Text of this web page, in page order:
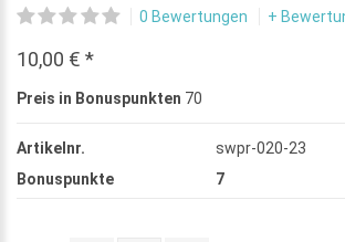
0 Bewertungen +
10,00 € *
Preis in Bonuspunkten 70
Artikelnr.
swpr-020-23
Bonuspunkte
7